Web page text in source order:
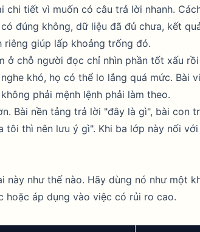
chi tiết vì muốn có câu trả lời nhanh.
đúng không, dữ liệu đã đủ chưa, kết
giúp lấp khoảng trống đó.
ở chỗ người đọc chỉ nhìn phần tốt xấu
khó, họ có thể lo lắng quá mức. Bài
phải mệnh lệnh phải làm theo.
Bài nền tảng trả lời "đây là gì", bài con
thì nên lưu ý gì". Khi ba lớp này nối
này như thế nào. Hãy dùng nó như một
hoặc áp dụng vào việc có rủi ro cao.